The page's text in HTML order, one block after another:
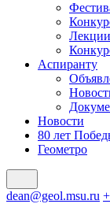
Аспиранту
Новости
80 лет
Геометро
dean@geol.msu.ru